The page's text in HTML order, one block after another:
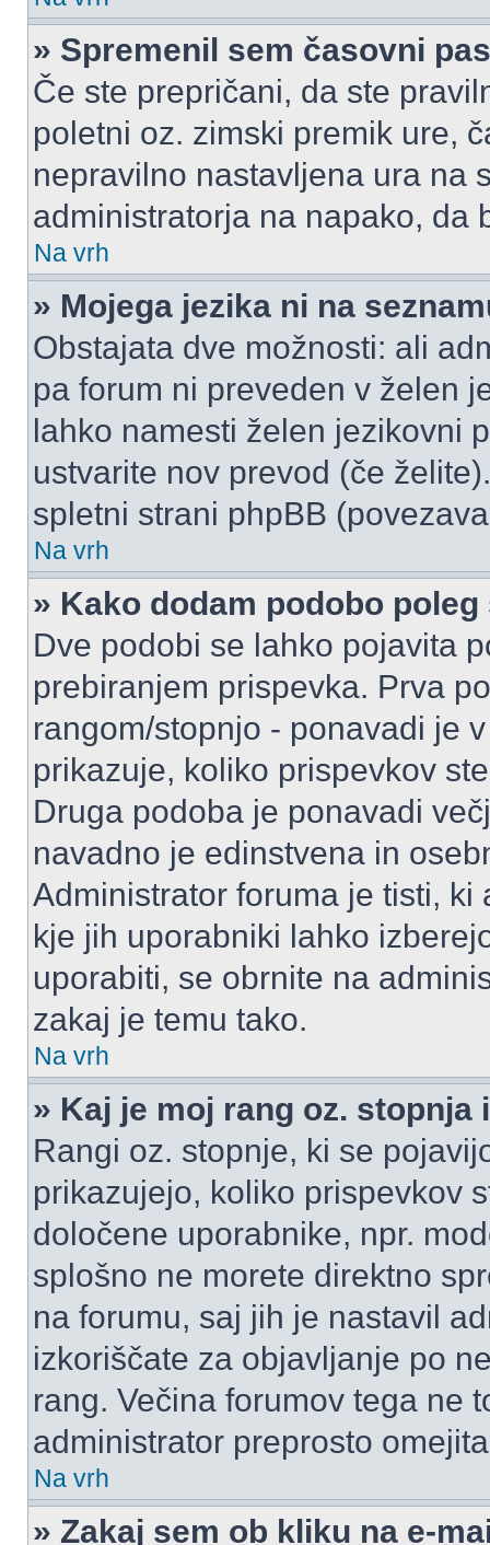
» Spremenil sem časovni
Če ste prepričani, da ste
poletni oz. zimski premik ure,
nepravilno nastavljena ura na
administratorja na napako, da
Na vrh
» Mojega jezika ni na
Obstajata dve možnosti: ali
pa forum ni preveden v želen
lahko namesti želen jezikovni
ustvarite nov prevod (če
spletni strani phpBB
Na vrh
» Kako dodam podobo
Dve podobi se lahko pojavita
prebiranjem prispevka. Prva
rangom/stopnjo - ponavadi je
prikazuje, koliko prispevkov
Druga podoba je ponavadi
navadno je edinstvena in
Administrator foruma je tisti,
kje jih uporabniki lahko
uporabiti, se obrnite na
zakaj je temu tako.
Na vrh
» Kaj je moj rang oz.
Rangi oz. stopnje, ki se
prikazujejo, koliko prispevkov
določene uporabnike, npr.
splošno ne morete direktno
na forumu, saj jih je nastavil
izkoriščate za objavljanje po
rang. Večina forumov tega ne
administrator preprosto
Na vrh
» Zakaj sem ob kliku na e-